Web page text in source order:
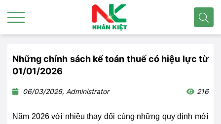
Những chính sách kế toán thuế có hiệu lực từ
01/01/2026
06/03/2026, Administrator 216
Năm 2026 với nhiều thay đổi cùng những quy định mới